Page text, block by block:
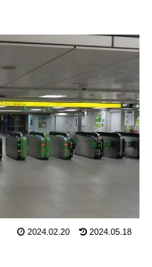
2024.02.20 2024.05.18